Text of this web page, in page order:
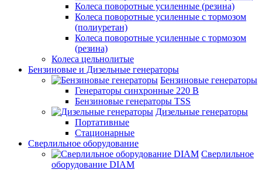
Колеса поворотные усиленные (резина)
Колеса поворотные усиленные с тормозом
(полиуретан)
Колеса поворотные усиленные с тормозом
(резина)
Колеса цельнолитые
Бензиновые и Дизельные генераторы
Бензиновые генераторы
Генераторы синхронные 220 В
Бензиновые генераторы TSS
Дизельные генераторы
Портативные
Стационарные
Сверлильное оборудование
Сверлильное
оборудование DIAM